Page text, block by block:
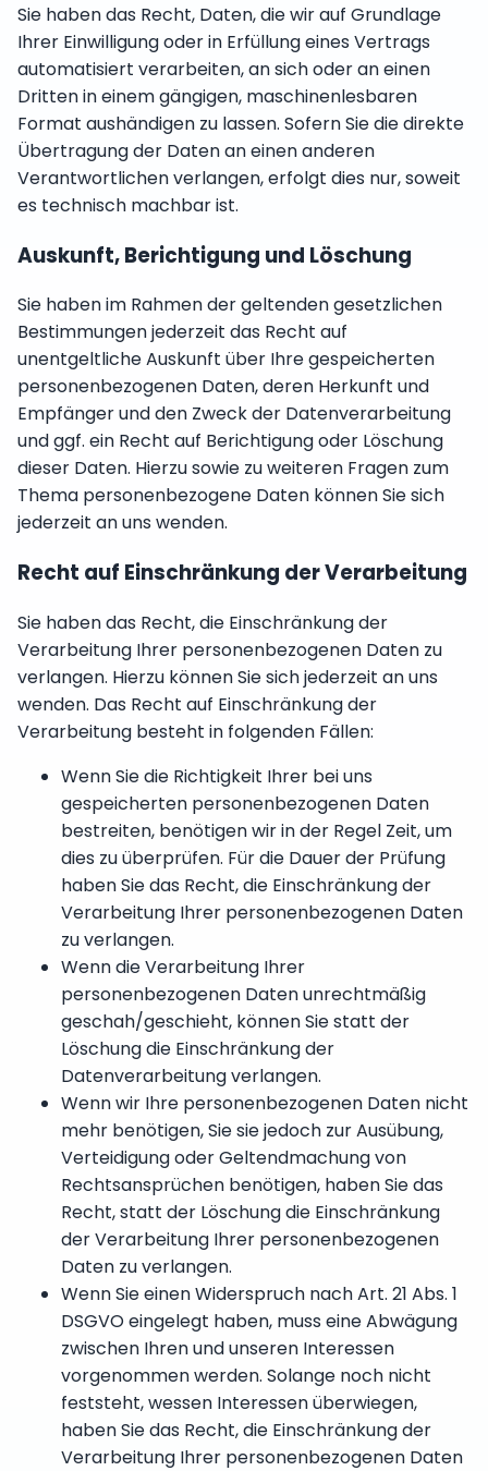
Sie haben das Recht, Daten, die wir auf Grundlage
Ihrer Einwilligung oder in Erfüllung eines Vertrags
automatisiert verarbeiten, an sich oder an einen
Dritten in einem gängigen, maschinenlesbaren
Format aushändigen zu lassen. Sofern Sie die direkte
Übertragung der Daten an einen anderen
Verantwortlichen verlangen, erfolgt dies nur, soweit
es technisch machbar ist.
Auskunft, Berichtigung und Löschung
Sie haben im Rahmen der geltenden gesetzlichen
Bestimmungen jederzeit das Recht auf
unentgeltliche Auskunft über Ihre gespeicherten
personenbezogenen Daten, deren Herkunft und
Empfänger und den Zweck der Datenverarbeitung
und ggf. ein Recht auf Berichtigung oder Löschung
dieser Daten. Hierzu sowie zu weiteren Fragen zum
Thema personenbezogene Daten können Sie sich
jederzeit an uns wenden.
Recht auf Einschränkung der Verarbeitung
Sie haben das Recht, die Einschränkung der
Verarbeitung Ihrer personenbezogenen Daten zu
verlangen. Hierzu können Sie sich jederzeit an uns
wenden. Das Recht auf Einschränkung der
Verarbeitung besteht in folgenden Fällen:
Wenn Sie die Richtigkeit Ihrer bei uns
gespeicherten personenbezogenen Daten
bestreiten, benötigen wir in der Regel Zeit, um
dies zu überprüfen. Für die Dauer der Prüfung
haben Sie das Recht, die Einschränkung der
Verarbeitung Ihrer personenbezogenen Daten
zu verlangen.
Wenn die Verarbeitung Ihrer
personenbezogenen Daten unrechtmäßig
geschah/geschieht, können Sie statt der
Löschung die Einschränkung der
Datenverarbeitung verlangen.
Wenn wir Ihre personenbezogenen Daten nicht
mehr benötigen, Sie sie jedoch zur Ausübung,
Verteidigung oder Geltendmachung von
Rechtsansprüchen benötigen, haben Sie das
Recht, statt der Löschung die Einschränkung
der Verarbeitung Ihrer personenbezogenen
Daten zu verlangen.
Wenn Sie einen Widerspruch nach Art. 21 Abs. 1
DSGVO eingelegt haben, muss eine Abwägung
zwischen Ihren und unseren Interessen
vorgenommen werden. Solange noch nicht
feststeht, wessen Interessen überwiegen,
haben Sie das Recht, die Einschränkung der
Verarbeitung Ihrer personenbezogenen Daten